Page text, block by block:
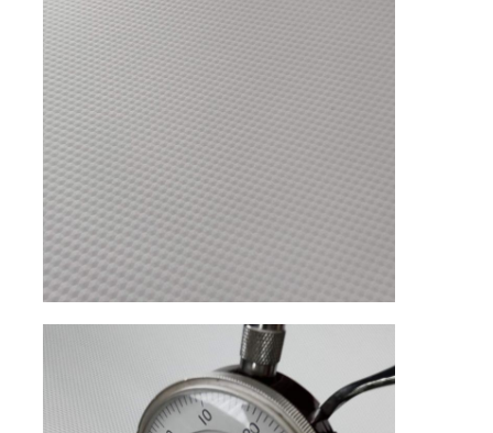
Material de couro do PVC
Material Couro Ecológico
Pelas de silicone
micro couro da fibra
Material dos sapatos de segurança